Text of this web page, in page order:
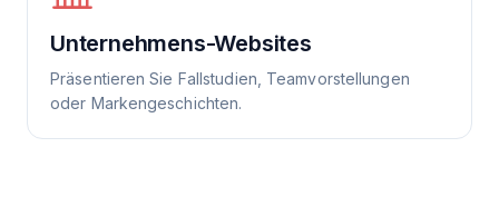
Unternehmens-Websites
Präsentieren Sie Fallstudien, Teamvorstellungen
oder Markengeschichten.